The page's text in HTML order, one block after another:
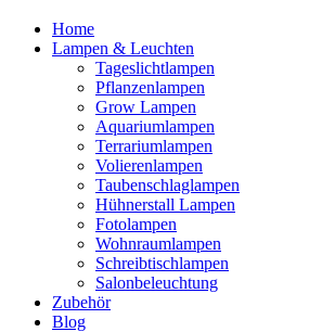
Home
Lampen & Leuchten
Tageslichtlampen
Pflanzenlampen
Grow Lampen
Aquariumlampen
Terrariumlampen
Volierenlampen
Taubenschlaglampen
Hühnerstall Lampen
Fotolampen
Wohnraumlampen
Schreibtischlampen
Salonbeleuchtung
Zubehör
Blog